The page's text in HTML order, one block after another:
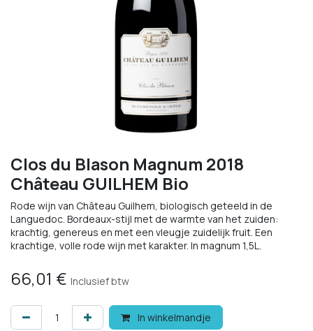
Clos du Blason Magnum 2018
Château GUILHEM Bio
Rode wijn van Château Guilhem, biologisch geteeld in de
Languedoc. Bordeaux-stijl met de warmte van het zuiden:
krachtig, genereus en met een vleugje zuidelijk fruit. Een
krachtige, volle rode wijn met karakter. In magnum 1,5L.
66,01 € Inclusief btw
In winkelmandje